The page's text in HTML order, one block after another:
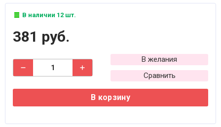
В наличии 12 шт.
381 руб.
В желания
Сравнить
В корзину